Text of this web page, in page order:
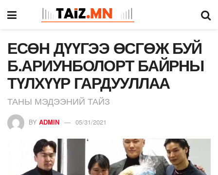
ЕСӨН ДҮҮГЭЭ ӨСГӨЖ БУЙ
Б.АРИУНБОЛОРТ БАЙРНЫ
ТҮЛХҮҮР ГАРДУУЛЛАА
ТАНЫ МЭДЭЭНИЙ ТАЙЗ
BY ADMIN 05/31/2021